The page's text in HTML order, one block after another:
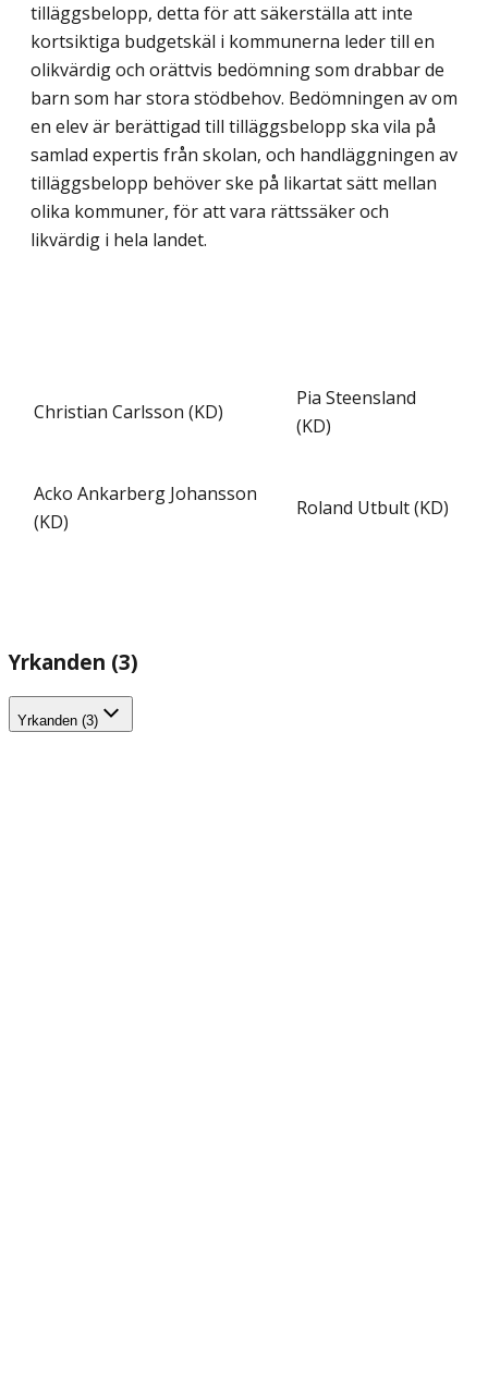
tilläggsbelopp, detta för att säkerställa att inte
kortsiktiga budgetskäl i kommunerna leder till en
olikvärdig och orättvis bedömning som drabbar de
barn som har stora stödbehov. Bedömningen av om
en elev är berättigad till tilläggsbelopp ska vila på
samlad expertis från skolan, och handläggningen av
tilläggsbelopp behöver ske på likartat sätt mellan
olika kommuner, för att vara rättssäker och
likvärdig i hela landet.
Christian Carlsson (KD)
Pia Steensland
(KD)
Acko Ankarberg Johansson
(KD)
Roland Utbult (KD)
Yrkanden (3)
Yrkanden (3)